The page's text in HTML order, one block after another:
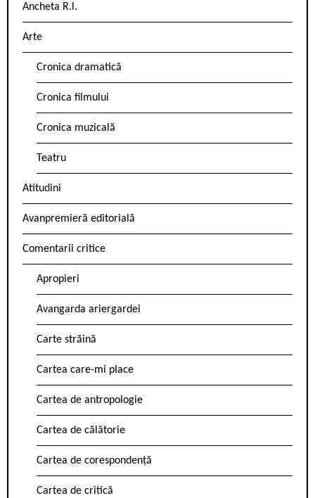
Ancheta R.l.
Arte
Cronica dramatică
Cronica filmului
Cronica muzicală
Teatru
Atitudini
Avanpremieră editorială
Comentarii critice
Apropieri
Avangarda ariergardei
Carte străină
Cartea care-mi place
Cartea de antropologie
Cartea de călătorie
Cartea de corespondență
Cartea de critică